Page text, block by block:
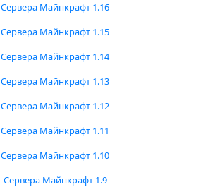
Сервера Майнкрафт 1.16
Сервера Майнкрафт 1.15
Сервера Майнкрафт 1.14
Сервера Майнкрафт 1.13
Сервера Майнкрафт 1.12
Сервера Майнкрафт 1.11
Сервера Майнкрафт 1.10
Сервера Майнкрафт 1.9